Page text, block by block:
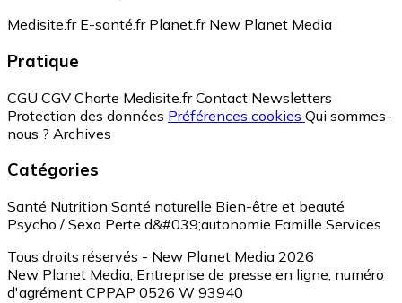
Medisite.fr E-santé.fr Planet.fr New Planet Media
Pratique
CGU CGV Charte Medisite.fr Contact Newsletters
Protection des données Préférences cookies Qui sommes-
nous ? Archives
Catégories
Santé Nutrition Santé naturelle Bien-être et beauté
Psycho / Sexo Perte d&#039;autonomie Famille Services
Tous droits réservés - New Planet Media 2026
New Planet Media, Entreprise de presse en ligne, numéro
d'agrément CPPAP 0526 W 93940